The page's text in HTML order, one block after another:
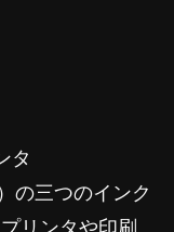
タ
の三つのインク